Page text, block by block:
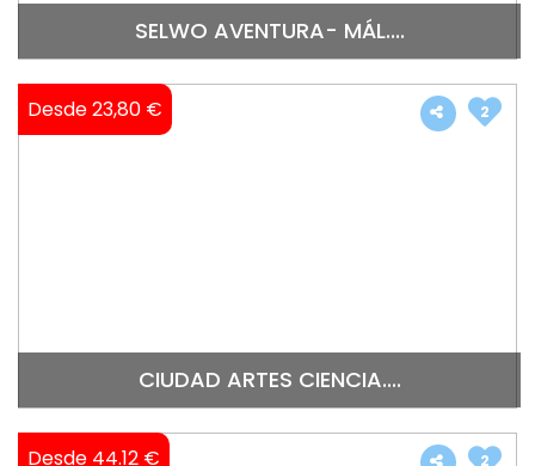
SELWO AVENTURA- MÁL....
Desde 23,80 €
CIUDAD ARTES CIENCIA....
2
Desde 44.12 € 2